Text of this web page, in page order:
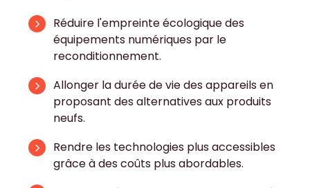
Réduire l'empreinte écologiquedes
équipements numériques par le
reconditionnement.
Allonger la durée de viedes appareils en
proposant des alternatives aux produits
neufs.
Rendre les technologies plus accessibles
grâce à des coûts plus abordables.